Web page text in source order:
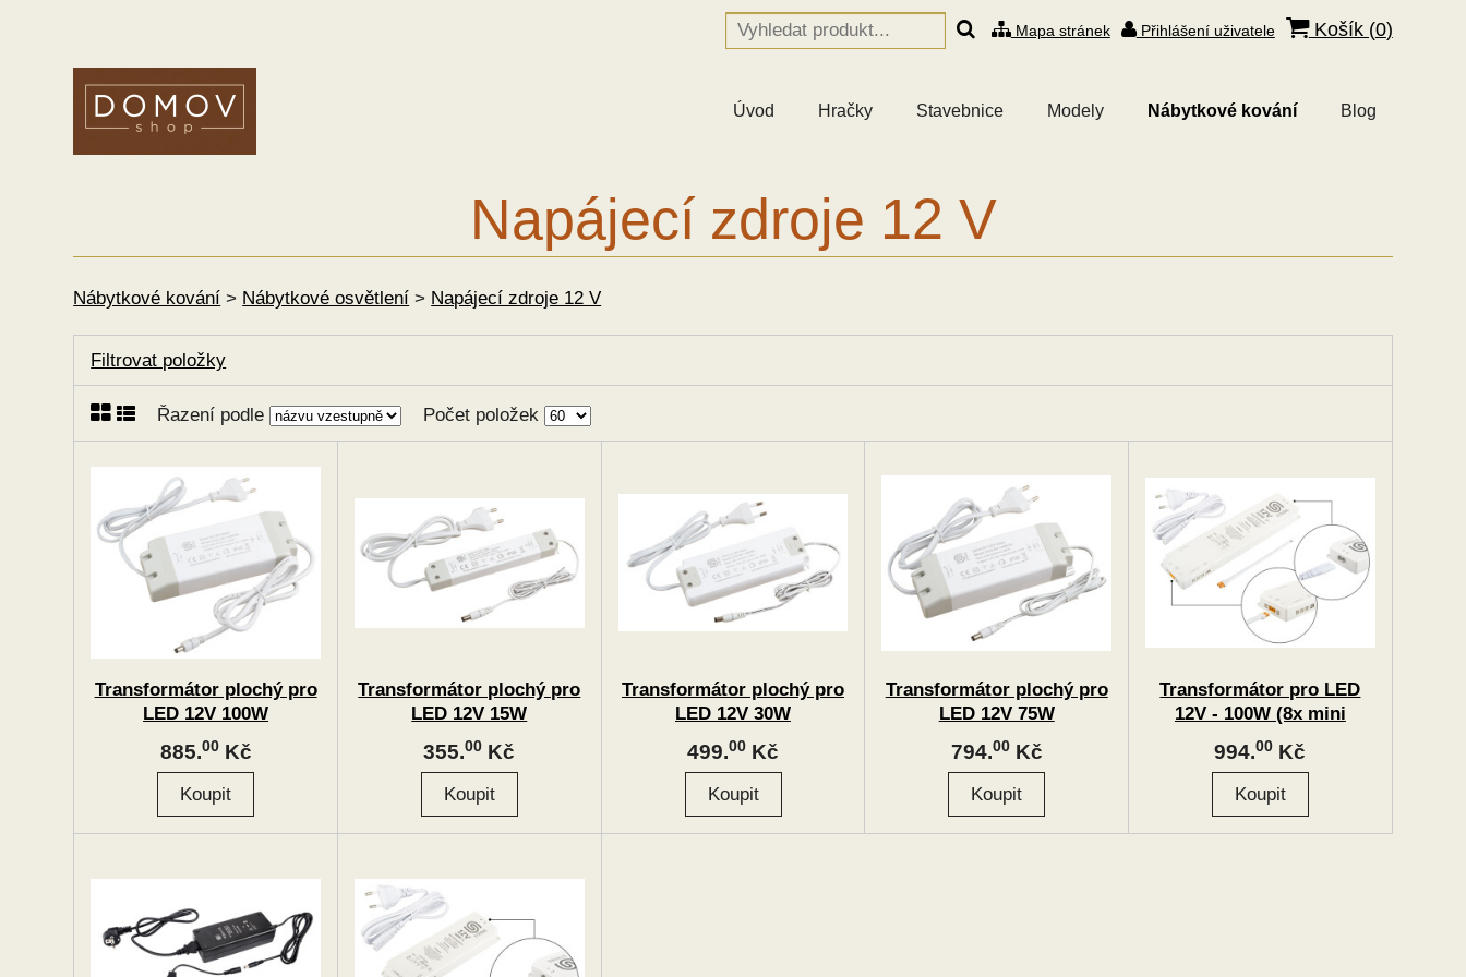
Mapa stránek Přihlášení uživatele Košík (0)
Úvod Hračky Stavebnice Modely Nábytkové kování Blog
Napájecí zdroje 12 V
Nábytkové kování > Nábytkové osvětlení > Napájecí zdroje 12 V
Filtrovat položky
Řazení podle Počet položek
Transformátor plochý pro
LED 12V 100W
885.00Kč
Transformátor plochý pro
LED 12V 15W
355.00 Kč
Transformátor plochý pro
LED 12V 30W
499.00 Kč
Transformátor plochý pro
LED 12V 75W
794.00Kč
Transformátor pro LED
12V - 100W (8x mini
konektor + 1x 3PIN
konektor)
994.00 Kč